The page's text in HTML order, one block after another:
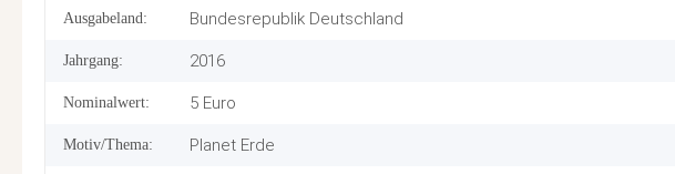
Produkteigenschaft
Wert
Ausgabeland: Bundesrepublik Deutschland
Jahrgang: 2016
Nominalwert: 5 Euro
Motiv/Thema: Planet Erde